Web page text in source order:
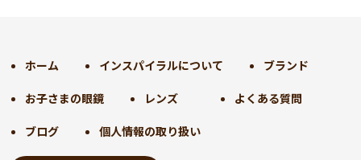
2024年9月(30)
2024年7月(31)
2024年6月(30)
2024年5月
ホーム インスパイラルについて ブランド
お子さまの眼鏡 レンズ よくある質問
ブログ 個人情報の取り扱い